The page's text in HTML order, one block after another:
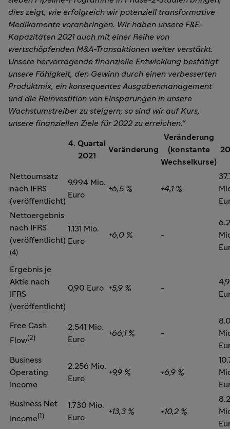
dies zeigt, wie erfolgreich wir potenziell transformative
Medikamente voranbringen. Wir haben unsere F&E-
Kapazitäten 2021 auch mit einer Reihe von
wertschöpfenden M&A-Transaktionen weiter verstärkt.
Unsere hervorragende finanzielle Entwicklung bestätigt
unsere Fähigkeit, den Gewinn durch einen verbesserten
Produktmix, ein konsequentes Ausgabenmanagement
und die Reinvestition von Einsparungen in unsere
Wachstumstreiber zu steigern; so sind wir auf Kurs,
unsere finanziellen Ziele für 2022 zu erreichen.“
4. Quartal
2021
Veränderung
Veränderung
(konstante
Wechselkurse)
Nettoumsatz
nach IFRS
(veröffentlicht)
9.994 Mio.
Euro
+6,5 % +4,1 %
Nettoergebnis
nach IFRS
(veröffentlicht)
(4)
1.131 Mio.
Euro
+6,0 % -
Ergebnis je
Aktie nach
IFRS
(veröffentlicht)
0,90 Euro +5,9 % -
Free Cash
Flow(2)
2.541 Mio.
Euro
+66,1 % -
Business
Operating
Income
2.256 Mio.
Euro
+9,9 % +6,9 %
Business Net
Income(1)
1.730 Mio.
Euro
+13,3 % +10,2 %